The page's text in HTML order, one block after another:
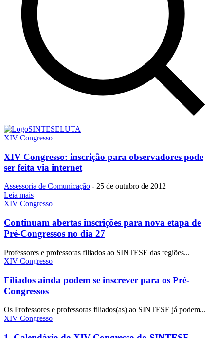
SINTESELUTA
XIV Congresso
XIV Congresso: inscrição para observadores pode
ser feita via internet
Assessoria de Comunicação - 25 de outubro de 2012
Leia mais
XIV Congresso
Continuam abertas inscrições para nova etapa de
Pré-Congressos no dia 27
Professores e professoras filiados ao SINTESE das regiões...
XIV Congresso
Filiados ainda podem se inscrever para os Pré-
Congressos
Os Professores e professoras filiados(as) ao SINTESE já podem...
XIV Congresso